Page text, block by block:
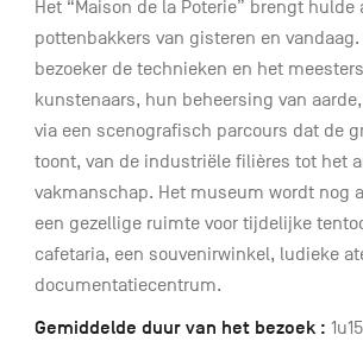
Het “Maison de la Poterie” brengt hulde
pottenbakkers van gisteren en
bezoeker de technieken en het
kunstenaars, hun beheersing van
via een scenografisch parcours dat de
toont, van de industriële filières tot het
vakmanschap. Het museum wordt nog
een gezellige ruimte voor tijdelijke
cafetaria, een souvenirwinkel, ludieke
documentatiecentrum.
Gemiddelde duur van het bezoek : 1u15